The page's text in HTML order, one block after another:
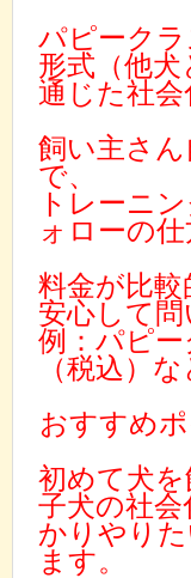
パピーク
形式（他犬
通じた社会
飼い主さ
で、
トレーニ
ォローの仕
料金が比較
安心して問
例：パピ
（税込）な
おすすめ
初めて犬を
子犬の社
かりやり
ます。